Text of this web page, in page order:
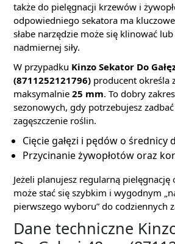
także do pielęgnacji krzewów i
odpowiedniego sekatora ma
słabe narzędzie może się klinować
nadmiernej siły.
W przypadku Kinzo Sekator Do
(8711252121796) producent określa
maksymalnie 25 mm. To dobry
sezonowych, gdy potrzebujesz
zagęszczenie roślin.
Cięcie gałęzi i pędów o średnicy
Przycinanie żywopłotów oraz
Jeżeli planujesz regularną
może stać się szybkim i wygodnym
pierwszego wyboru” do codziennych
Dane techniczne